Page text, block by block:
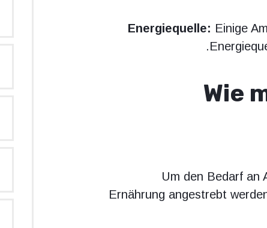
Energiequelle: Einige
Wie
Um den Bedarf an
Ernährung angestrebt